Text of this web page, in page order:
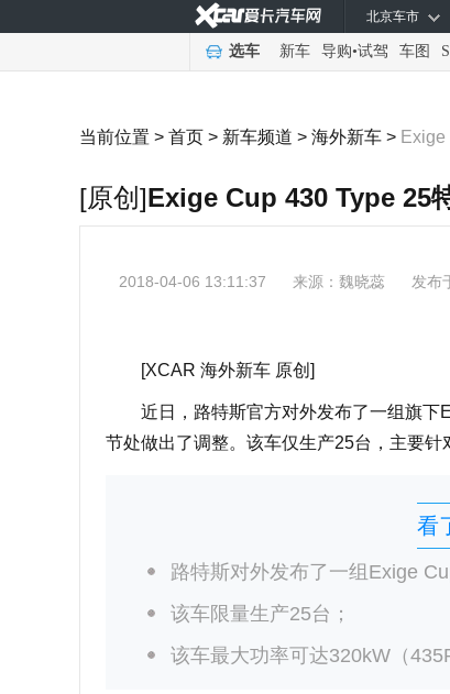
北京车市
选车 新车 导购•试驾 车图
当前位置 > 首页 > 新车频道 > 海外新车 >
[原创]Exige Cup 430 Type 25
2018-04-06 13:11:37 来源： 魏晓蕊 发布
[XCAR 海外新车 原创]
近日，路特斯官方对外发布了一组旗下
节处做出了调整。该车仅生产25台，主要针
看
路特斯对外发布了一组Exige
该车限量生产25台；
该车最大功率可达320kW（